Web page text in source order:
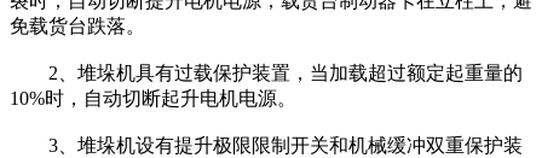
免载货台跌落。
2、堆垛机具有过载保护装置，当加载超过额定起重量的
10%时，自动切断起升电机电源。
3、堆垛机设有提升极限限制开关和机械缓冲双重保护装